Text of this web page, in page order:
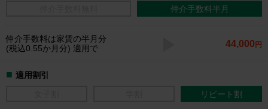
仲介手数料半月
仲介手数料は家賃の半月分
(税込0.55か月分) 適用で
44,000 円
適用割引
リピート割